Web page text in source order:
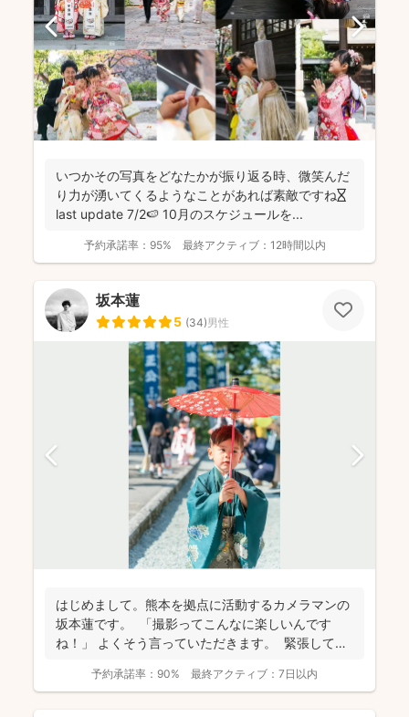
いつかその写真をどなたかが振り返る時、微笑んだ
り力が湧いてくるようなことがあれば素敵ですね⏳
last update 7/2🍉 10月のスケジュールを...
予約承諾率： 95% 最終アクティブ： 12時間以内
坂本蓮
5 (34)男性
はじめまして。熊本を拠点に活動するカメラマンの
坂本蓮です。 「撮影ってこんなに楽しいんです
ね！」 よくそう言っていただきます。 緊張してい
予約承諾率： 90% 最終アクティブ： 7日以内